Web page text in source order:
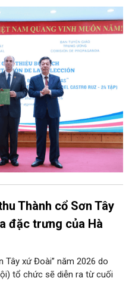
Nam, chiều 5/8, tại Hà Nội,
thật phối hợp với Ban Tuyên
bộ sách “Tuyển tập các
Fidel Castro Ruz” gồm 24
Thành cổ Sơn Tây
đặc trưng của Hà
Tây xứ Đoài” năm 2026 do
tổ chức sẽ diễn ra từ cuối